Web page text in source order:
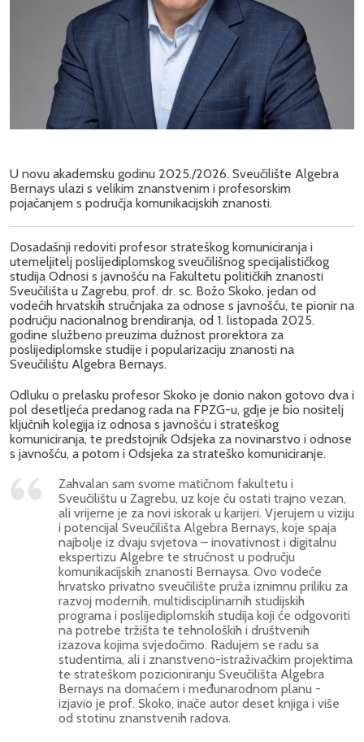
U novu akademsku godinu 2025./2026. Sveučilište Algebra
Bernays ulazi s velikim znanstvenim i profesorskim
pojačanjem s područja komunikacijskih znanosti.
Dosadašnji redoviti profesor strateškog komuniciranja i
utemeljitelj poslijediplomskog sveučilišnog specijalističkog
studija Odnosi s javnošću na Fakultetu političkih znanosti
Sveučilišta u Zagrebu, prof. dr. sc. Božo Skoko, jedan od
vodećih hrvatskih stručnjaka za odnose s javnošću, te pionir na
području nacionalnog brendiranja, od 1. listopada 2025.
godine službeno preuzima dužnost prorektora za
poslijediplomske studije i popularizaciju znanosti na
Sveučilištu Algebra Bernays.
Odluku o prelasku profesor Skoko je donio nakon gotovo dva i
pol desetljeća predanog rada na FPZG-u, gdje je bio nositelj
ključnih kolegija iz odnosa s javnošću i strateškog
komuniciranja, te predstojnik Odsjeka za novinarstvo i odnose
s javnošću, a potom i Odsjeka za strateško komuniciranje.
Zahvalan sam svome matičnom fakultetu i
Sveučilištu u Zagrebu, uz koje ću ostati trajno vezan,
ali vrijeme je za novi iskorak u karijeri. Vjerujem u viziju
i potencijal Sveučilišta Algebra Bernays, koje spaja
najbolje iz dvaju svjetova – inovativnost i digitalnu
ekspertizu Algebre te stručnost u području
komunikacijskih znanosti Bernaysa. Ovo vodeće
hrvatsko privatno sveučilište pruža iznimnu priliku za
razvoj modernih, multidisciplinarnih studijskih
programa i poslijediplomskih studija koji će odgovoriti
na potrebe tržišta te tehnoloških i društvenih
izazova kojima svjedočimo. Radujem se radu sa
studentima, ali i znanstveno-istraživačkim projektima
te strateškom pozicioniranju Sveučilišta Algebra
Bernays na domaćem i međunarodnom planu -
izjavio je prof. Skoko, inače autor deset knjiga i više
od stotinu znanstvenih radova.